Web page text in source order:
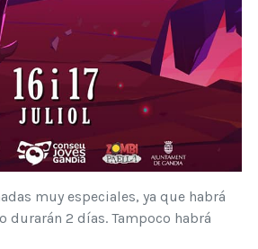
muy especiales, ya que habrá
durarán 2 días. Tampoco habrá